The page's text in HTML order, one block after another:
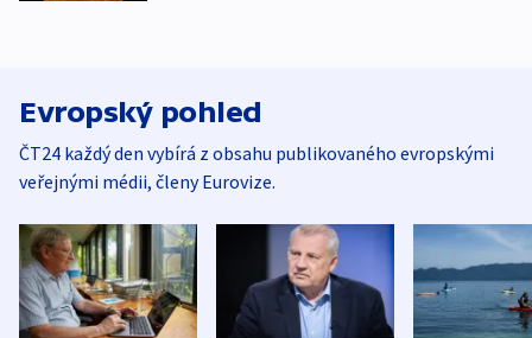
Evropský pohled
ČT24 každý den vybírá z obsahu publikovaného evropskými
veřejnými médii, členy Eurovize.